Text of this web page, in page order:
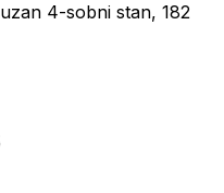
4-sobni stan, 182